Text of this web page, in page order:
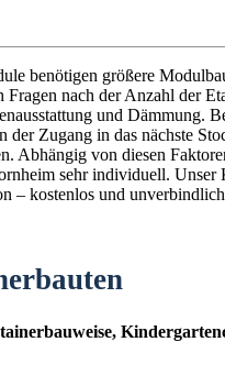
benötigen größere
Fragen nach der Anzahl der
und Dämmung.
der Zugang in das nächste
Abhängig von diesen
sehr individuell. Unser
– kostenlos und